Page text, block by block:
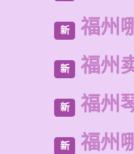
新 福州
新 福州
新 福州
新 福州